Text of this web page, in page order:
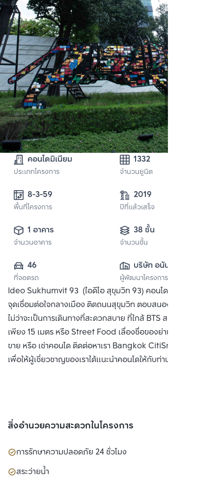
คอนโดมิเนียม
ประเภทโครงการ
1332
จำนวนยูนิต
8-3-59
พื้นที่โครงการ
2019
ปีที่แล้วเสร็จ
1 อาคาร
จำนวนอาคาร
38 ชั้น
จำนวนชั้น
46
ที่จอดรถ
บริษัท อนันดา ดี
เวลลอปเมนท์ จำกัด
(มหาชน)
ผู้พัฒนาโครงการ
Ideo Sukhumvit 93 (ไอดีโอ สุขุมวิท 93) คอนโดใหม่ บนทำเล
จุดเชื่อมต่อใจกลางเมือง ติดถนนสุขุมวิท ตอบสนองชีวิตทุกด้าน
ไม่ว่าจะเป็นการเดินทางที่สะดวกสบาย ที่ใกล้ BTS สถานีบางจาก
เพียง 15 เมตร หรือ Street Food เลื่องชื่อของย่านบางจาก ซื้อ
ขาย หรือ เช่าคอนโด ติดต่อหาเรา Bangkok CitiSmart ได้ทันที
เพื่อให้ผู้เชี่ยวชาญของเราได้แนะนำคอนโดให้กับท่าน
สิ่งอำนวยความสะดวกในโครงการ
การรักษาความปลอดภัย 24 ชั่วโมง
สระว่ายน้ำ